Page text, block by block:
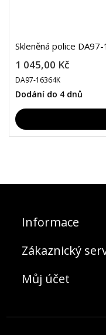
Skleněná police
1 045,00 Kč
DA97-16364K
Dodání do 4 dnů
Informace
Zákaznický
Můj účet